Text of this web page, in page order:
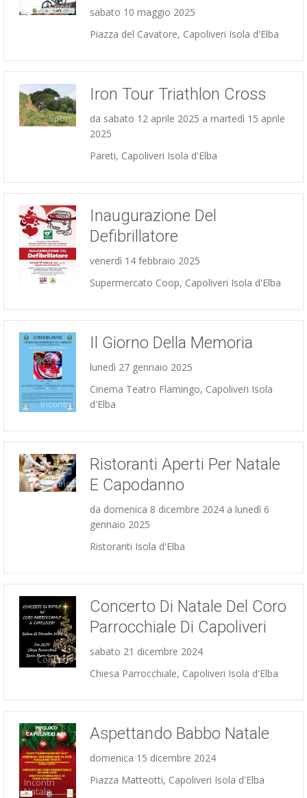
Sport
sabato 10 maggio 2025
Piazza del Cavatore, Capoliveri Isola d'Elba
Sport
Iron Tour Triathlon Cross
da sabato 12 aprile 2025 a martedì 15 aprile
2025
Pareti, Capoliveri Isola d'Elba
Incontri
Inaugurazione Del
Defibrillatore
venerdì 14 febbraio 2025
Supermercato Coop, Capoliveri Isola d'Elba
Incontri
Il Giorno Della Memoria
lunedì 27 gennaio 2025
Cinema Teatro Flamingo, Capoliveri Isola
d'Elba
Cibo e vino
Ristoranti Aperti Per Natale
E Capodanno
da domenica 8 dicembre 2024 a lunedì 6
gennaio 2025
Ristoranti Isola d'Elba
Concerti
Concerto Di Natale Del Coro
Parrocchiale Di Capoliveri
sabato 21 dicembre 2024
Chiesa Parrocchiale, Capoliveri Isola d'Elba
Incontri
Natale
Aspettando Babbo Natale
domenica 15 dicembre 2024
Piazza Matteotti, Capoliveri Isola d'Elba